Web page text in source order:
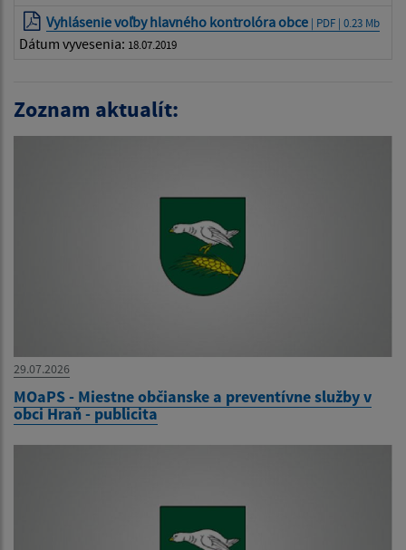
Vyhlásenie voľby hlavného kontrolóra obce | PDF | 0.23 Mb
Dátum vyvesenia: 18.07.2019
Zoznam aktualít:
29.07.2026
MOaPS - Miestne občianske a preventívne služby v
obci Hraň - publicita